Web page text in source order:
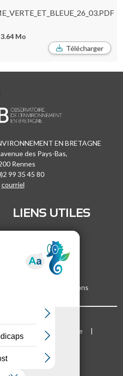
Mo
Télécharger
EN BRETAGNE
des Pays-Bas,
Rennes
99 35 45 80
courriel
LIENS UTILES
Marchés publics
Espace presse
à nos lettres d'informations
Plan du site